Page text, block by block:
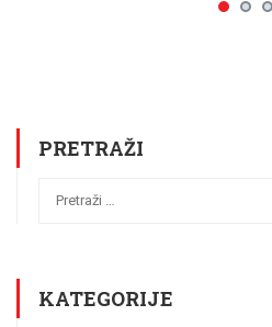
PRETRAŽI
KATEGORIJE